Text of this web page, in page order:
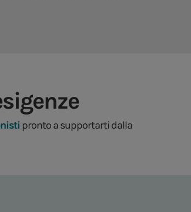
pronto a supportarti dalla